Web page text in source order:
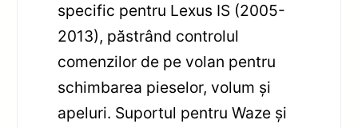
specific pentru Lexus IS (2005-
2013), păstrând controlul
comenzilor de pe volan pentru
schimbarea pieselor, volum și
apeluri. Suportul pentru Waze și